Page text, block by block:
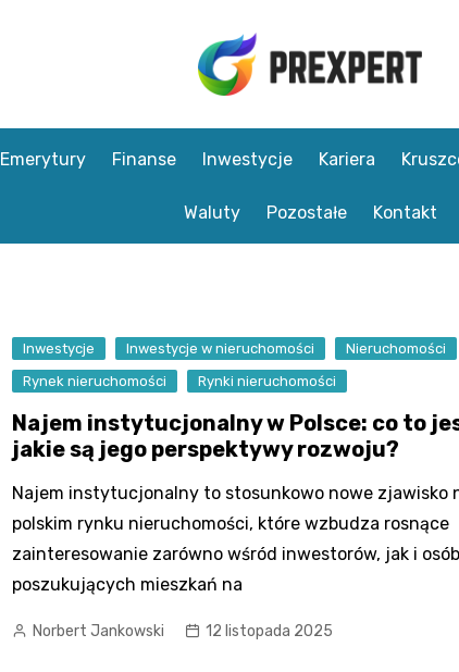
Emerytury Finanse Inwestycje Kariera
Waluty Pozostałe Kontakt
Inwestycje Inwestycje w nieruchomości
Nieruchomości
Rynek nieruchomości
Rynki nieruchomości
Najem instytucjonalny w Polsce: co to
jakie są jego perspektywy rozwoju?
Najem instytucjonalny to stosunkowo nowe zjawisko
polskim rynku nieruchomości, które wzbudza rosnące
zainteresowanie zarówno wśród inwestorów, jak i osób
poszukujących mieszkań na
Norbert Jankowski 12 listopada 2025